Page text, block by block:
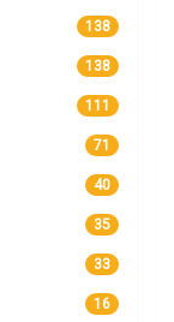
138
138
111
71
40
35
33
16